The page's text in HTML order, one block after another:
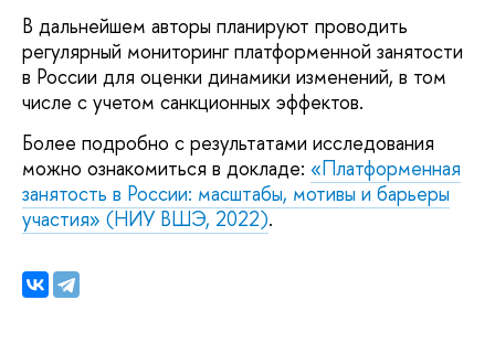
В дальнейшем авторы планируют проводить
регулярный мониторинг платформенной занятости
в России для оценки динамики изменений, в том
числе с учетом санкционных эффектов.
Более подробно с результатами исследования
можно ознакомиться в докладе: «Платформенная
занятость в России: масштабы, мотивы и барьеры
участия» (НИУ ВШЭ, 2022).